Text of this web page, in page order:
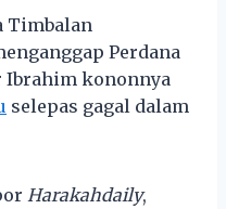
Timbalan
Perdana
Ibrahim kononnya
selepas gagal dalam
Harakahdaily,